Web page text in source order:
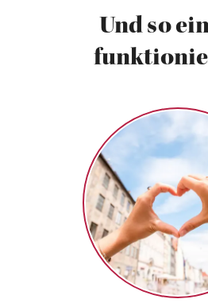
Und so